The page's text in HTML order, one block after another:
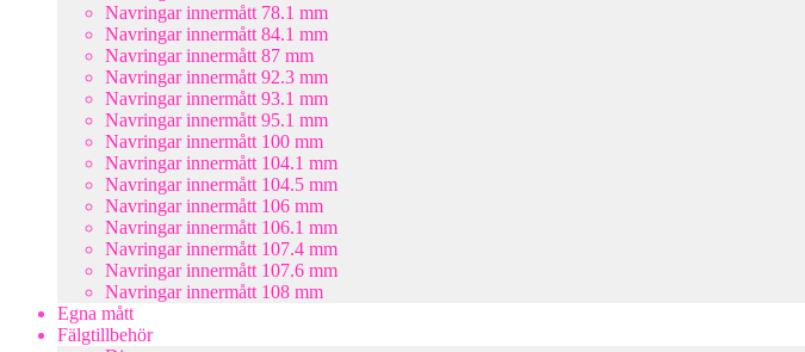
Navringar innermått 78.1 mm
Navringar innermått 84.1 mm
Navringar innermått 87 mm
Navringar innermått 92.3 mm
Navringar innermått 93.1 mm
Navringar innermått 95.1 mm
Navringar innermått 100 mm
Navringar innermått 104.1 mm
Navringar innermått 104.5 mm
Navringar innermått 106 mm
Navringar innermått 106.1 mm
Navringar innermått 107.4 mm
Navringar innermått 107.6 mm
Navringar innermått 108 mm
Egna mått
Fälgtillbehör